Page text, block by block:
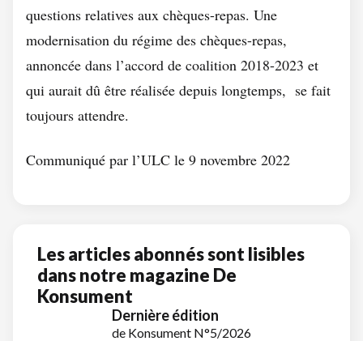
questions relatives aux chèques-repas. Une
modernisation du régime des chèques-repas,
annoncée dans l’accord de coalition 2018-2023 et
qui aurait dû être réalisée depuis longtemps, se fait
toujours attendre.
Communiqué par l’ULC le 9 novembre 2022
Les articles abonnés sont lisibles
dans notre magazine De
Konsument
Dernière édition
de Konsument N°5/2026